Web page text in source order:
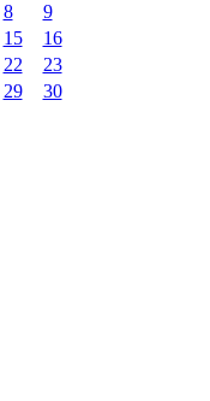
8
9
15
16
22
23
29
30